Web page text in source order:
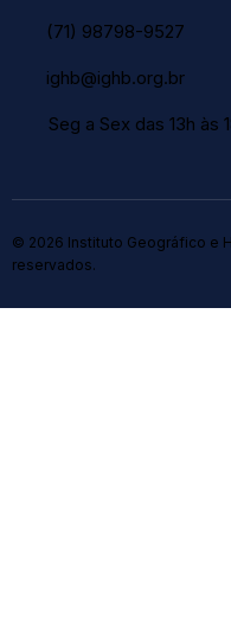
(71) 98798-9527
ighb@ighb.org.br
Seg a Sex das 13h às
© 2026 Instituto Geográfico e
reservados.